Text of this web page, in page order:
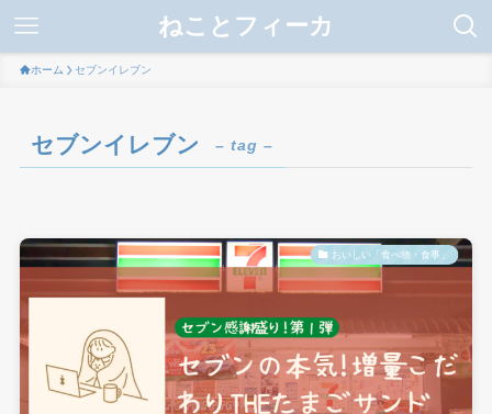
ねことフィーカ
ホーム セブンイレブン
セブンイレブン – tag –
おいしい「食べ物・食事」